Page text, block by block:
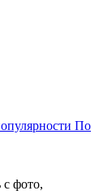
По
с фото,